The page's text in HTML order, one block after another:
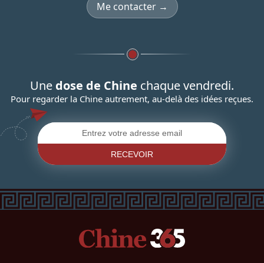
Me contacter →
Une dose de Chine chaque vendredi.
Pour regarder la Chine autrement, au-delà des idées reçues.
RECEVOIR